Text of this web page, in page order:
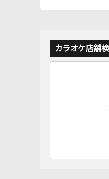
カラオケ店舗